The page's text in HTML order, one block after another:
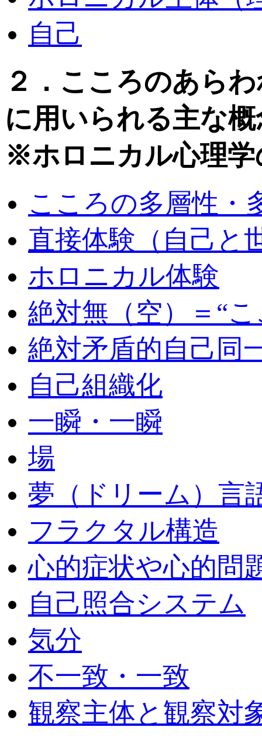
自己
２．こころのあら
に用いられる主な概
※ホロニカル心理学
こころの多層性・
直接体験（自己と
ホロニカル体験
絶対無（空）＝“こ
絶対矛盾的自己同
自己組織化
一瞬・一瞬
場
夢（ドリーム）言
フラクタル構造
心的症状や心的問
自己照合システム
気分
不一致・一致
観察主体と観察対